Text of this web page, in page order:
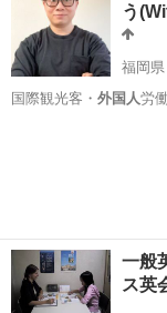
う
福岡
国際観光客・ 外国人労
一般
ス英